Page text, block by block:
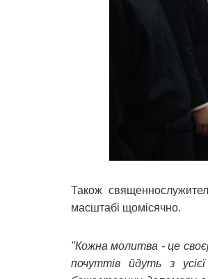
Також
масштабі щомісячно.
"Кожна молитва - це
почуттів йдуть з